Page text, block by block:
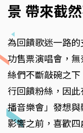
景 帶來截
為回饋歌迷一路
功售票演唱會，
絲們不斷敲碗之
行回饋粉絲，因
播音樂會」發想
影響之前，喜歡